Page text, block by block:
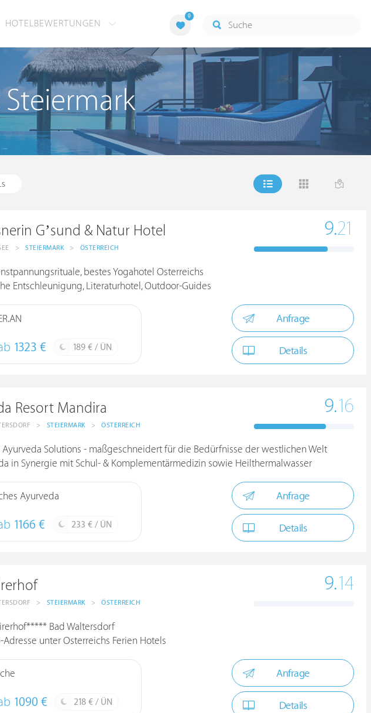
HOTELBEWERTUNGEN
0
G’sund & Natur Hotel
> STEIERMARK > ÖSTERREICH
9.21
bestes Yogahotel Österreichs
Entschleunigung, Literaturhotel, Outdoor-Guides
1323 € 189 € / ÜN
Anfrage
Details
Resort Mandira
> STEIERMARK > ÖSTERREICH
9.16
Ayurveda Solutions - maßgeschneidert für die Bedürfnisse der westlichen Welt
in Synergie mit Schul- & Komplementärmedizin sowie Heilthermalwasser
Ayurveda
1166 € 233 € / ÜN
Anfrage
Details
> STEIERMARK > ÖSTERREICH
9.14
Bad Waltersdorf
Adresse unter Österreichs Ferien Hotels
1090 € 218 € / ÜN
Anfrage
Details